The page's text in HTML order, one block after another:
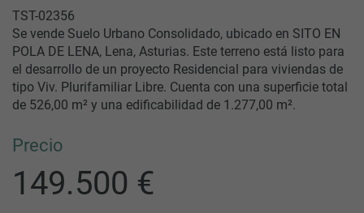
TST-02356
Se vende Suelo Urbano Consolidado, ubicado en SITO EN
POLA DE LENA, Lena, Asturias. Este terreno está listo para
el desarrollo de un proyecto Residencial para viviendas de
tipo Viv. Plurifamiliar Libre. Cuenta con una superficie total
de 526,00 m² y una edificabilidad de 1.277,00 m².
Precio
149.500 €